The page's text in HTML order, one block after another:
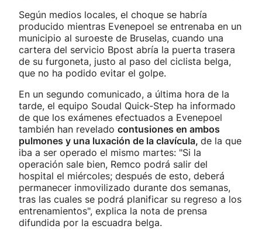
Según medios locales, el choque se habría
producido mientras Evenepoel se entrenaba en un
municipio al suroeste de Bruselas, cuando una
cartera del servicio Bpost abría la puerta trasera
de su furgoneta, justo al paso del ciclista belga,
que no ha podido evitar el golpe.
En un segundo comunicado, a última hora de la
tarde, el equipo Soudal Quick-Step ha informado
de que los exámenes efectuados a Evenepoel
también han revelado contusiones en ambos
pulmones y una luxación de la clavícula, de la que
iba a ser operado el mismo martes: "Si la
operación sale bien, Remco podrá salir del
hospital el miércoles; después de esto, deberá
permanecer inmovilizado durante dos semanas,
tras las cuales se podrá planificar su regreso a los
entrenamientos", explica la nota de prensa
difundida por la escuadra belga.